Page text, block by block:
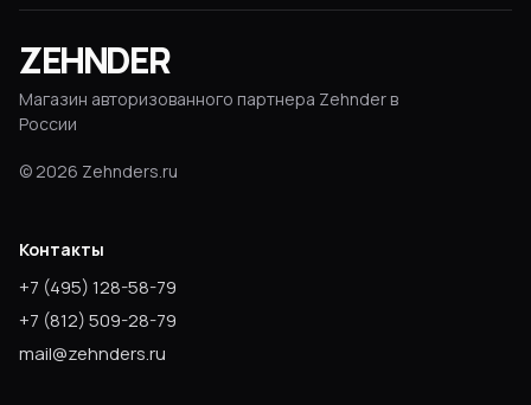
ZEHNDER
Магазин авторизованного партнера Zehnder в
России
© 2026 Zehnders.ru
Контакты
+7 (495) 128-58-79
+7 (812) 509-28-79
mail@zehnders.ru